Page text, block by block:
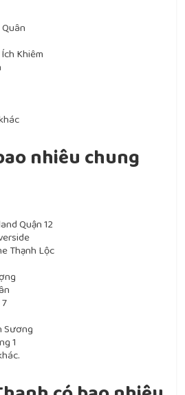
Khiêm
nhiêu chung
Quận 12
Thạnh Lộc
Sương
1